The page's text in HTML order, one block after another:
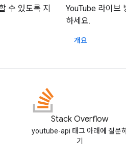
수 있도록 지
YouTube 라이브
하세요.
개요
Stack Overflow
youtube-api 태그 아래에 질문
기